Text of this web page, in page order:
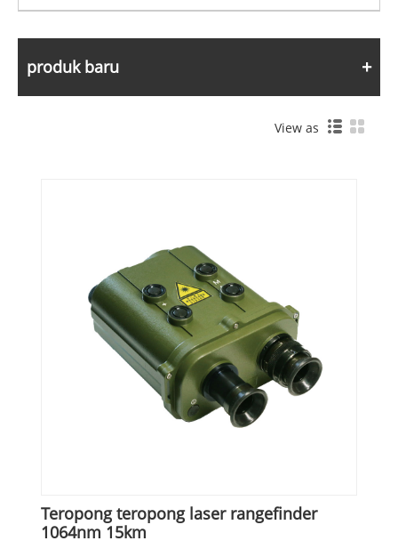
produk baru
View as
Teropong teropong laser rangefinder
1064nm 15km